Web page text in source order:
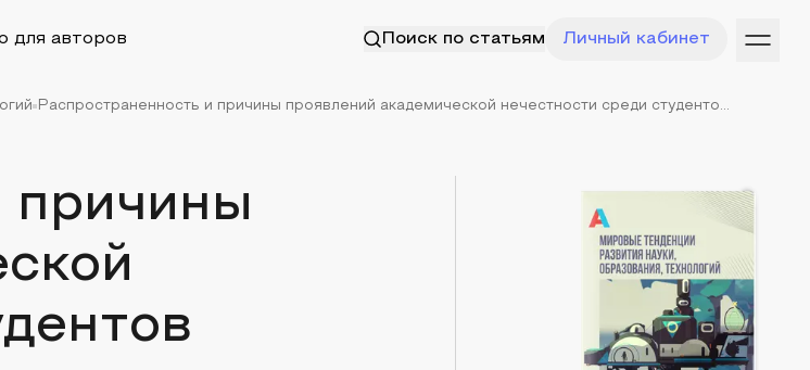
для авторов Поиск по статьям Личный кабинет
Распространенность и причины проявлений академической нечестности среди студенто...
причины